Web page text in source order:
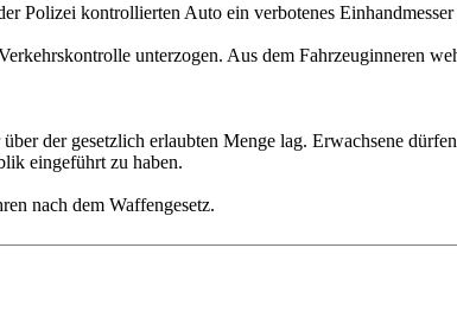
Polizei kontrollierten Auto ein verbotenes Einhandmesser
unterzogen. Aus dem Fahrzeuginneren
der gesetzlich erlaubten Menge lag. Erwachsene
eingeführt zu haben.
nach dem Waffengesetz.